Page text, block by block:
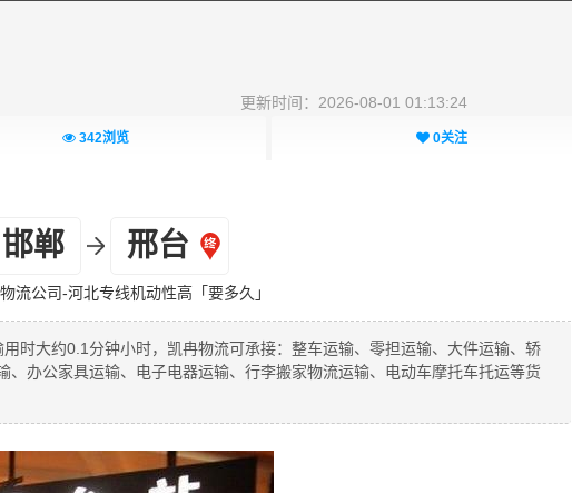
更新时间：2026-08-01 01:13:24
342浏览 0关注
邯郸 邢台
流公司-河北专线机动性高「要多久」
时大约0.1分钟小时，凯冉物流可承接：整车运输、零担运输、大件运输、轿
办公家具运输、电子电器运输、行李搬家物流运输、电动车摩托车托运等货